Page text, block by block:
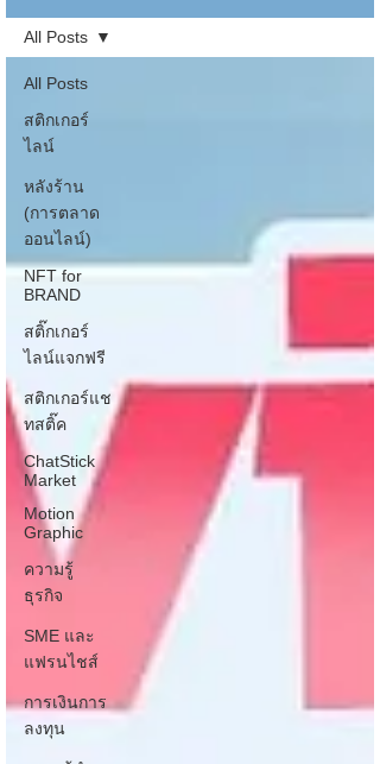
All Posts
สติกเกอร์
ไลน์
หลังร้าน
(การตลาด
ออนไลน์)
NFT for
BRAND
สติ๊กเกอร์
ไลน์แจกฟรี
สติกเกอร์แช
ทสติ๊ค
ChatStick
Market
Motion
Graphic
ความรู้
ธุรกิจ
SME และ
แฟรนไชส์
การเงินการ
ลงทุน
All Posts